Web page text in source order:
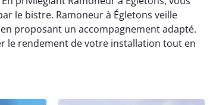
le bistre. Ramoneur à Égletons veille
proposant un accompagnement adapté.
le rendement de votre installation tout en